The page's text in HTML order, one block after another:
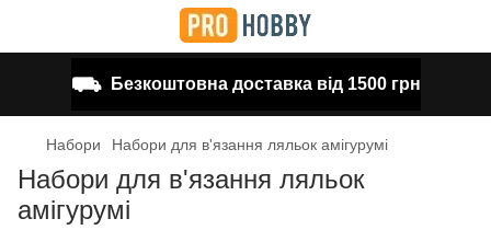
⛟ Безкоштовна доставка від 1500 грн
Набори Набори для в'язання ляльок амігурумі
Набори для в'язання ляльок
амігурумі